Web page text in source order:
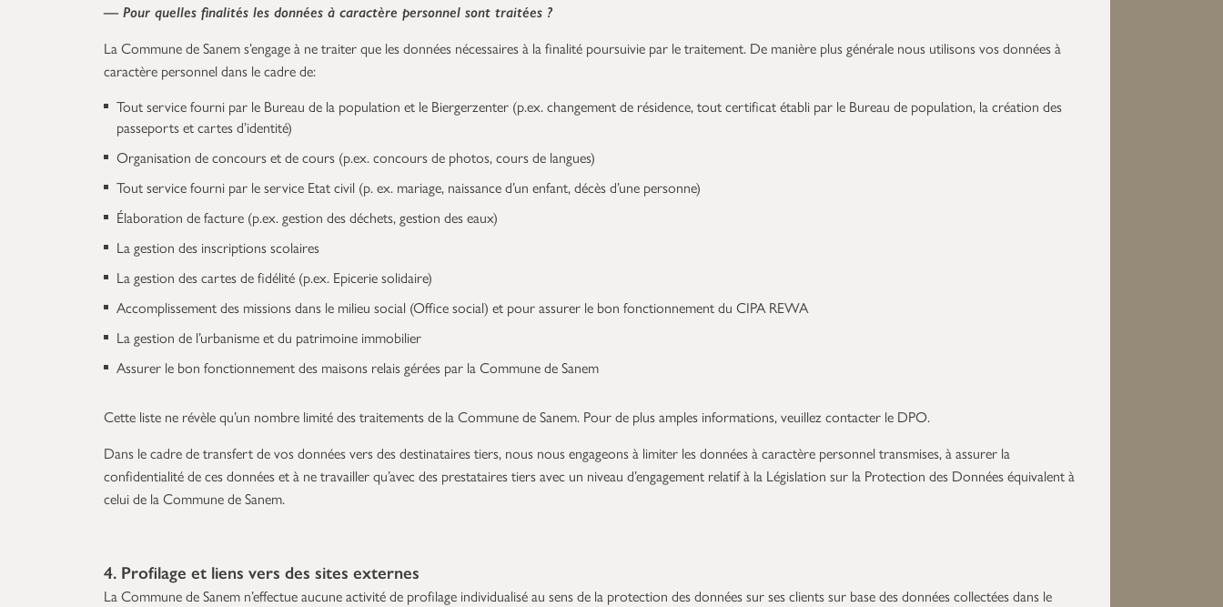
— Pour quelles finalités les données à caractère personnel sont traitées ?
La Commune de Sanem s’engage à ne traiter que les données nécessaires à la finalité poursuivie par le traitement. De manière plus générale nous utilisons vos données à
caractère personnel dans le cadre de:
Tout service fourni par le Bureau de la population et le Biergerzenter (p.ex. changement de résidence, tout certificat établi par le Bureau de population, la création des
passeports et cartes d’identité)
Organisation de concours et de cours (p.ex. concours de photos, cours de langues)
Tout service fourni par le service Etat civil (p. ex. mariage, naissance d’un enfant, décès d’une personne)
Élaboration de facture (p.ex. gestion des déchets, gestion des eaux)
La gestion des inscriptions scolaires
La gestion des cartes de fidélité (p.ex. Epicerie solidaire)
Accomplissement des missions dans le milieu social (Office social) et pour assurer le bon fonctionnement du CIPA REWA
La gestion de l’urbanisme et du patrimoine immobilier
Assurer le bon fonctionnement des maisons relais gérées par la Commune de Sanem
Cette liste ne révèle qu’un nombre limité des traitements de la Commune de Sanem. Pour de plus amples informations, veuillez contacter le DPO.
Dans le cadre de transfert de vos données vers des destinataires tiers, nous nous engageons à limiter les données à caractère personnel transmises, à assurer la
confidentialité de ces données et à ne travailler qu’avec des prestataires tiers avec un niveau d’engagement relatif à la Législation sur la Protection des Données équivalent à
celui de la Commune de Sanem.
4. Profilage et liens vers des sites externes
La Commune de Sanem n’effectue aucune activité de profilage individualisé au sens de la protection des données sur ses clients sur base des données collectées dans le